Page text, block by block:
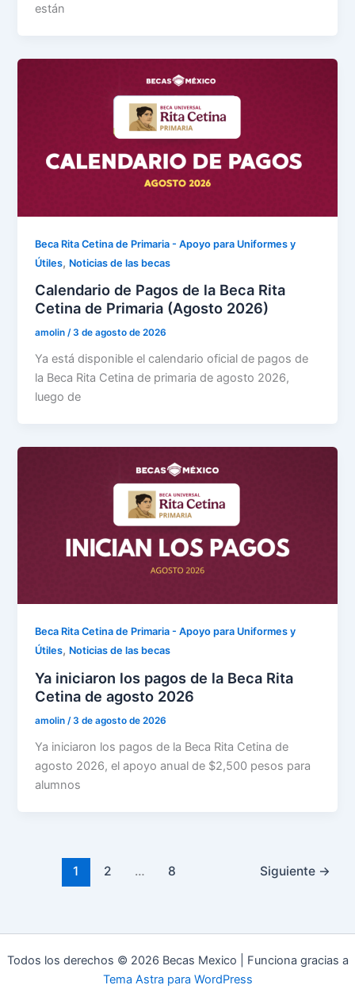
están
Beca Rita Cetina de Primaria - Apoyo para Uniformes y
Útiles, Noticias de las becas
Calendario de Pagos de la Beca Rita
Cetina de Primaria (Agosto 2026)
amolin/3 de agosto de 2026
Ya está disponible el calendario oficial de pagos de
la Beca Rita Cetina de primaria de agosto 2026,
luego de
Beca Rita Cetina de Primaria - Apoyo para Uniformes y
Útiles, Noticias de las becas
Ya iniciaron los pagos de la Beca Rita
Cetina de agosto 2026
amolin/3 de agosto de 2026
Ya iniciaron los pagos de la Beca Rita Cetina de
agosto 2026, el apoyo anual de $2,500 pesos para
alumnos
1 2 … 8 Siguiente →
Todos los derechos © 2026 Becas Mexico | Funciona gracias a
Tema Astra para WordPress